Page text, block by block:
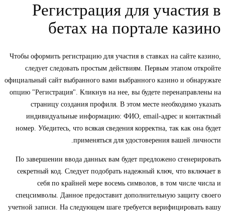
Регистрация для участия в
бетах на портале казино
Чтобы оформить регистрацию для участия в ставках на сайте казино,
следует следовать простым действиям. Первым этапом откройте
официальный сайт выбранного вами выбранного казино и обнаружьте
опцию "Регистрация". Кликнув на нее, вы будете перенаправлены на
страницу создания профиля. В этом месте необходимо указать
индивидуальные информацию: ФИО, email-адрес и контактный
номер. Убедитесь, что всякая сведения корректна, так как она будет
применяться для удостоверения вашей личности.
По завершении ввода данных вам будет предложено сгенерировать
секретный код. Следует подобрать надежный ключ, что включает в
себя по крайней мере восемь символов, в том числе числа и
спецсимволы. Данное предоставит дополнительную защиту своего
учетной записи. На следующем шаге требуется верифицировать вашу